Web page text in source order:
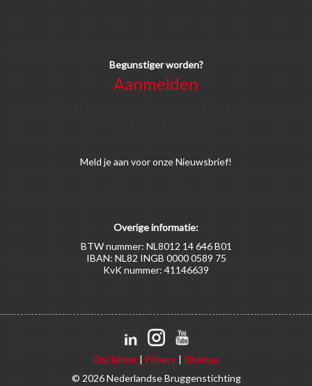
Begunstiger worden?
Aanmelden
Meld je aan voor onze Nieuwsbrief!
Overige informatie:
BTW nummer: NL8012 14 646 B01
IBAN: NL82 INGB 0000 0589 75
KvK nummer: 41146639
Disclaimer | Privacy | Sitemap
© 2026 Nederlandse Bruggenstichting